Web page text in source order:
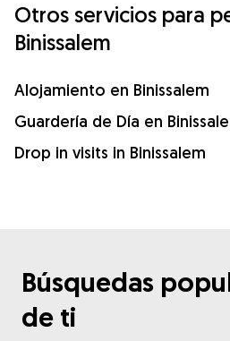
Otros servicios para
Binissalem
Alojamiento en Binissalem
Guardería de Día en
Drop in visits in Binissalem
Búsquedas
de ti